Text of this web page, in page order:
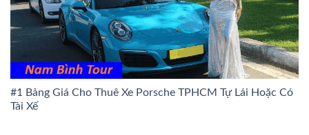
#1 Bảng Giá Cho Thuê Xe Porsche TPHCM Tự Lái Hoặc Có
Tài Xế